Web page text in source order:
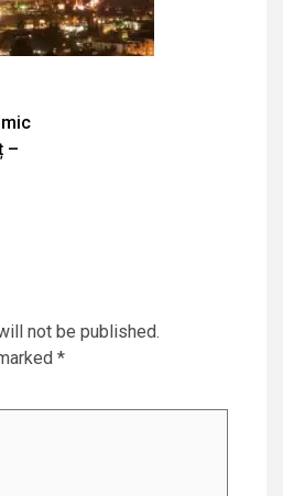
–
not be published.
*